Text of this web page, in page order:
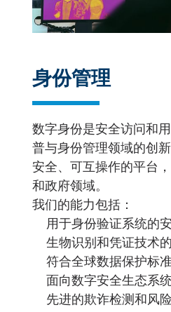
身份管理
数字身份是安全访问和
普与身份管理领域的创
安全、可互操作的平台
和政府领域。
我们的能力包括：
用于身份验证系统的
生物识别和凭证技术
符合全球数据保护标
面向数字安全生态系
先进的欺诈检测和风